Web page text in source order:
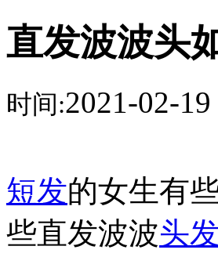
直发波波头
时间:2021-02-
短发的女生有
些直发波波头